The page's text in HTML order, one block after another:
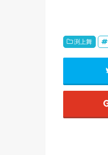
渕上舞